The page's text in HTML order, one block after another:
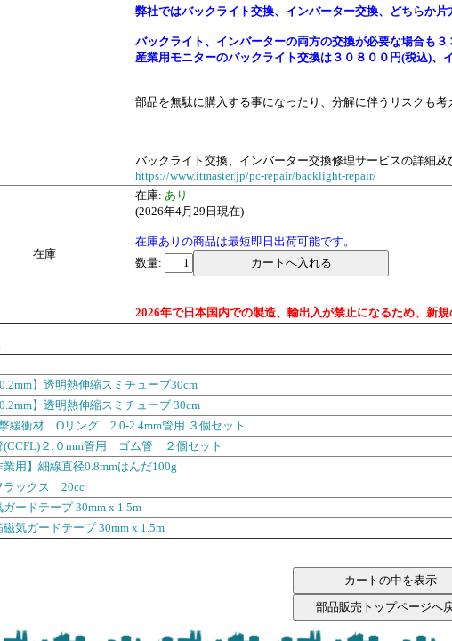
弊社ではバックライト交換、インバーター交換、どちらか
バックライト、インバーターの両方の交換が必要な場合も ３
産業用モニターのバックライト交換は ３０８００円(税込)、
部品を無駄に購入する事になったり、分解に伴うリスクも
バックライト交換、インバーター交換修理サービスの詳細及
https://www.itmaster.jp/pc-repair/backlight-repair/
在庫
在庫: あり
(2026年4月29日現在)
在庫ありの商品は最短即日出荷可能です。
数量:
2026年で日本国内での製造、輸出入が禁止になるため、新
】透明熱伸縮スミチューブ30cm
】透明熱伸縮スミチューブ 30cm
緩衝材 Oリング 2.0-2.4mm管用 ３個セット
(CCFL)２.０mm管用 ゴム管 ２個セット
業用】細線直径0.8mmはんだ100g
ラックス 20cc
ードテープ 30mm x 1.5m
磁気ガードテープ 30mm x 1.5m